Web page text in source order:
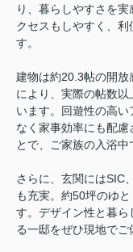
り、暮らしやすさを
クセスもしやすく、
す。
建物は約20.3帖の開放
により、実際の帖数
います。回遊性の高
なく家事効率にも配
とで、ご家族の入浴中
さらに、玄関にはSIC
も充実。約50坪のゆ
す。デザイン性と暮
る一邸をぜひ現地でご